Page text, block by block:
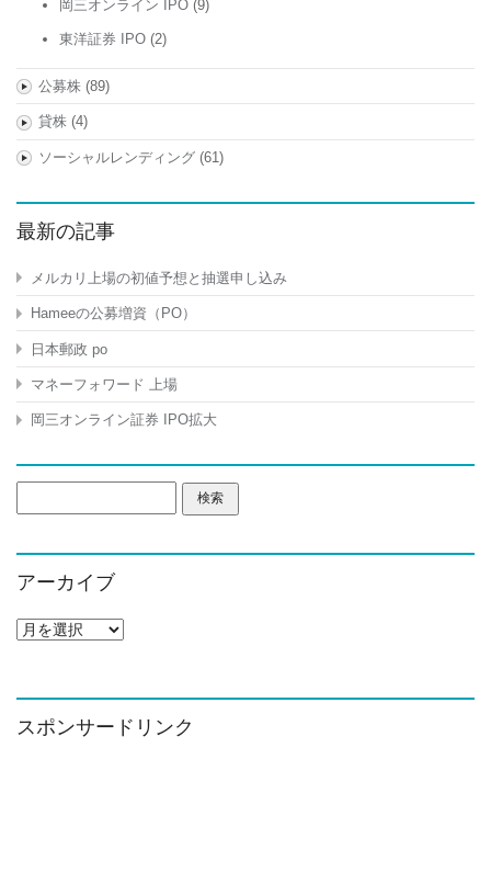
岡三オンライン IPO (9)
東洋証券 IPO (2)
公募株(89)
貸株(4)
ソーシャルレンディング(61)
最新の記事
メルカリ上場の初値予想と抽選申し込み
Hameeの公募増資（PO）
日本郵政 po
マネーフォワード 上場
岡三オンライン証券 IPO拡大
索:
アーカイブ
ア
イ
ブ
スポンサードリンク